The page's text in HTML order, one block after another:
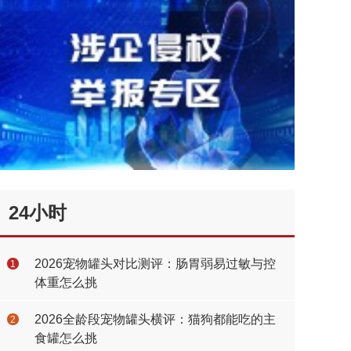
24小时
1
2026宠物罐头对比测评：肠胃弱易过敏与控
体重怎么挑
2
2026全龄段宠物罐头横评：猫狗都能吃的主
食罐怎么挑